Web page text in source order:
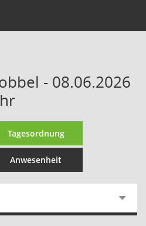
- 08.06.2026
Tagesordnung
Anwesenheit